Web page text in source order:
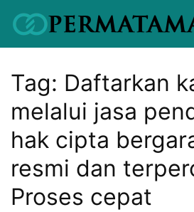
Tag: Daftarkan
melalui jasa
hak cipta
resmi dan
Proses cepat